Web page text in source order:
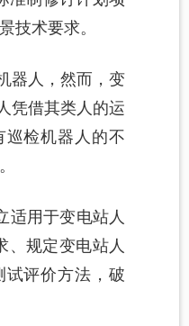
技术要求。
器人，然而，变
凭借其类人的运
检机器人的不
适用于变电站人
、规定变电站人
评价方法，破